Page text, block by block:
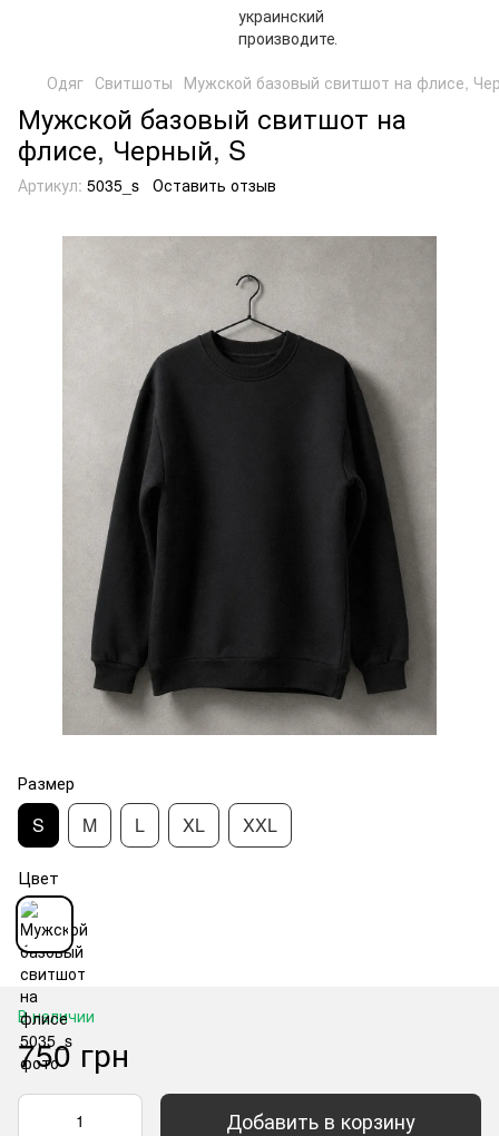
Одяг Свитшоты Мужской базовый свитшот на флисе,
Мужской базовый свитшот на
флисе, Черный, S
Артикул: 5035_s Оставить отзыв
Размер
S M L XL XXL
Цвет
В наличии
750 грн
Добавить в корзину